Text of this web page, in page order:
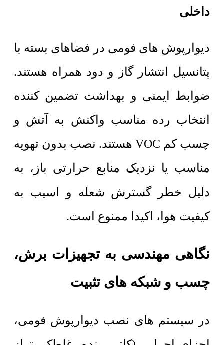
داخلی
دیوارپوش های فومی در فضاهای بسته با
پتانسیل انتشار گاز و دود همراه هستند.
ضوابط ایمنی و بهداشت تضمین کننده
انتخاب رده مناسب واکنش به آتش و
چسب کم VOC هستند. نصب بدون تهویه
مناسب یا نزدیک منابع حرارتی باز، به
دلیل خطر گسترش شعله و اسیب به
کیفیت هوا، اکیدا ممنوع است.
نگاهی مهندسی به تجهیزات برش،
چسب و شبکه های تثبیت
در سیستم های نصب دیوارپوش فومی،